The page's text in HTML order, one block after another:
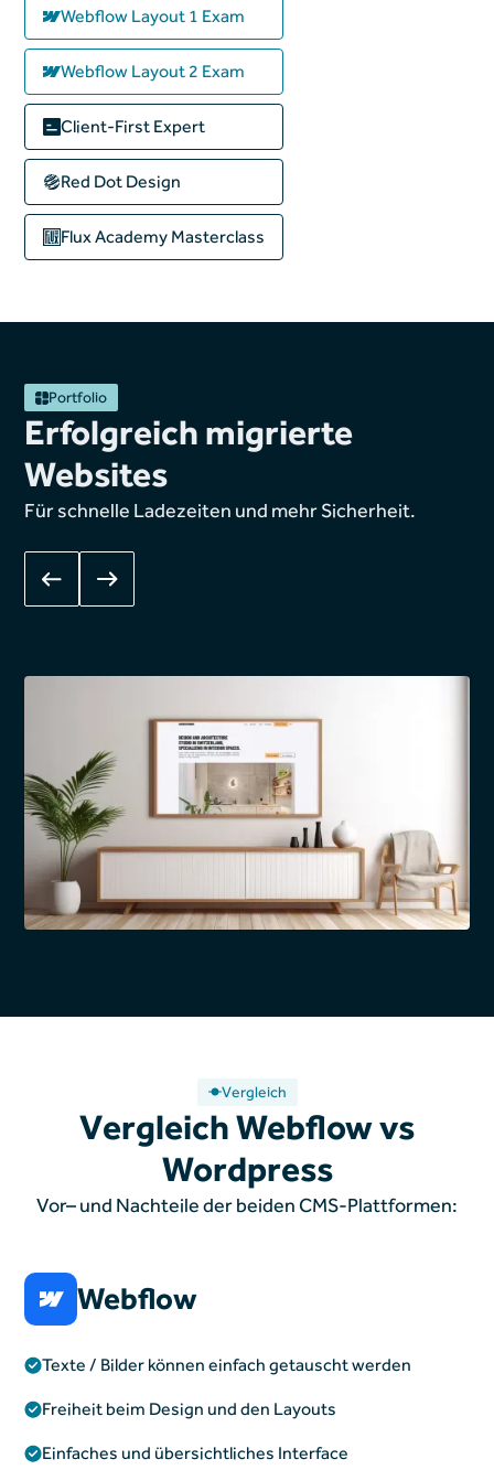
Webflow Layout 1 Exam
Webflow Layout 2 Exam
Client-First Expert
Red Dot Design
Flux Academy Masterclass
Portfolio
Erfolgreich migrierte
Websites
Für schnelle Ladezeiten und mehr Sicherheit.
Vergleich
Vergleich Webflow vs
Wordpress
Vor– und Nachteile der beiden CMS-Plattformen:
Webflow
Texte / Bilder können einfach getauscht werden
Freiheit beim Design und den Layouts
Einfaches und übersichtliches Interface